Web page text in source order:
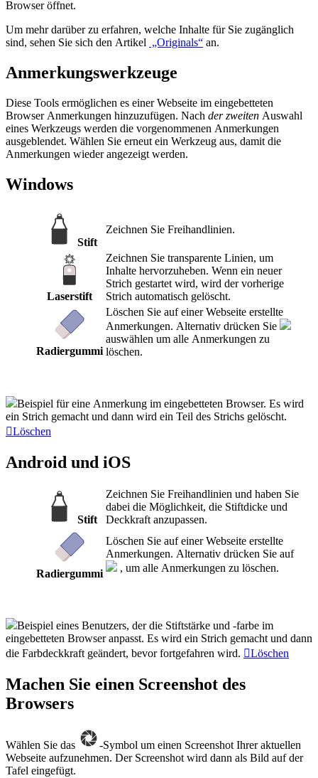
Browser öffnet.
Um mehr darüber zu erfahren, welche Inhalte für Sie zugänglich
sind, sehen Sie sich den Artikel „Originals“ an.
Anmerkungswerkzeuge
Diese Tools ermöglichen es einer Webseite im eingebetteten
Browser Anmerkungen hinzuzufügen. Nach der zweiten Auswahl
eines Werkzeugs werden die vorgenommenen Anmerkungen
ausgeblendet. Wählen Sie erneut ein Werkzeug aus, damit die
Anmerkungen wieder angezeigt werden.
Windows
Stift
Zeichnen Sie Freihandlinien.
Laserstift
Zeichnen Sie transparente Linien, um
Inhalte hervorzuheben. Wenn ein neuer
Strich gestartet wird, wird der vorherige
Strich automatisch gelöscht.
Radiergummi
Löschen Sie auf einer Webseite erstellte
Anmerkungen. Alternativ drücken Sie
auswählen um alle Anmerkungen zu
löschen.
Beispiel für eine Anmerkung im eingebetteten Browser. Es wird
ein Strich gemacht und dann wird ein Teil des Strichs gelöscht.
Löschen
Android und iOS
Stift
Zeichnen Sie Freihandlinien und haben Sie
dabei die Möglichkeit, die Stiftdicke und
Deckkraft anzupassen.
Radiergummi
Löschen Sie auf einer Webseite erstellte
Anmerkungen. Alternativ drücken Sie auf
, um alle Anmerkungen zu löschen.
Beispiel eines Benutzers, der die Stiftstärke und -farbe im
eingebetteten Browser anpasst. Es wird ein Strich gemacht und dann
die Farbdeckkraft geändert, bevor fortgefahren wird.
Löschen
Machen Sie einen Screenshot des
Browsers
Wählen Sie das
-Symbol um einen Screenshot Ihrer aktuellen
Webseite aufzunehmen. Der Screenshot wird dann als Bild auf der
Tafel eingefügt.